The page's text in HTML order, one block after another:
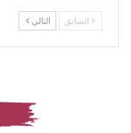
السابق التالي